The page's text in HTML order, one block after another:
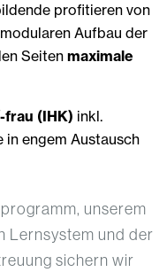
profitieren von
Aufbau der
Seiten maximale
(IHK) inkl.
engem Austausch
unserem
Lernsystem und der
sichern wir